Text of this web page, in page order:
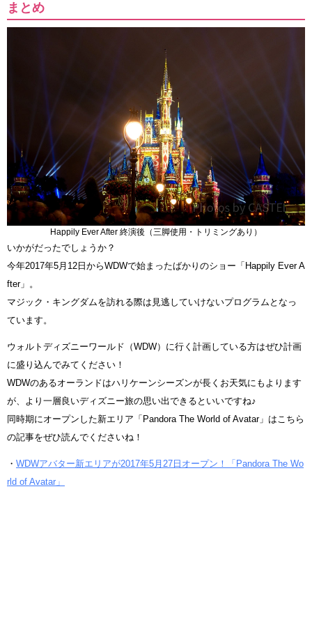
まとめ
Happily Ever After 終演後（三脚使用・トリミングあり）
いかがだったでしょうか？
今年2017年5月12日からWDWで始まったばかりのショー「Happily Ever A
fter」。
マジック・キングダムを訪れる際は見逃していけないプログラムとなっ
ています。
ウォルトディズニーワールド（WDW）に行く計画している方はぜひ計画
に盛り込んでみてください！
WDWのあるオーランドはハリケーンシーズンが長くお天気にもよります
が、より一層良いディズニー旅の思い出できるといいですね♪
同時期にオープンした新エリア「Pandora The World of Avatar」はこちら
の記事をぜひ読んでくださいね！
・ WDWアバター新エリアが2017年5月27日オープン！「Pandora The Wo
rld of Avatar」